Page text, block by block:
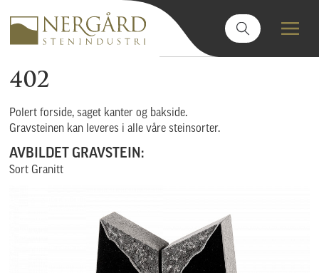
402
Polert forside, saget kanter og bakside.
Gravsteinen kan leveres i alle våre steinsorter.
AVBILDET GRAVSTEIN:
Sort Granitt